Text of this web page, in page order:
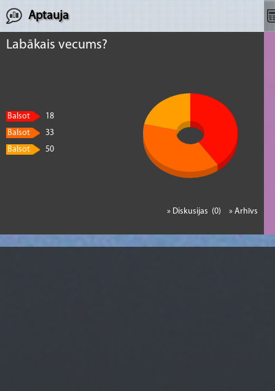
Aptauja
Labākais vecums?
Balsot
18
Balsot
33
Balsot
50
» Arhīvs
» Diskusijas (0)